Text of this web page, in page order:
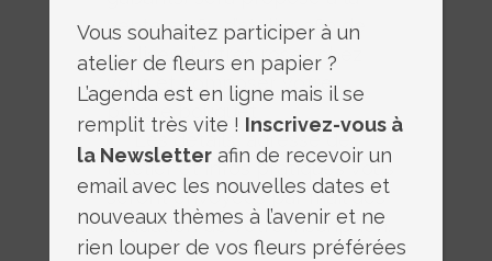
vente en fin d’atelier afin de
réaliser d’autres roses chez
vous et composer votre
propre bouquet
l’atelier et infos pratiques vous
seront envoyées par mail dés
validation de votre inscription.
Vous souhaitez participer à un
atelier de fleurs en papier ?
L’agenda est en ligne mais il se
remplit très vite ! Inscrivez-vous à
la Newsletterafin de recevoir un
email avec les nouvelles dates et
nouveaux thèmes à l’avenir et ne
rien louper de vos fleurs préférées